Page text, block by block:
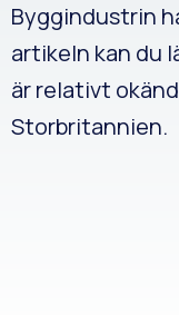
Byggindustrin
artikeln kan du
är relativt
Storbritannien.